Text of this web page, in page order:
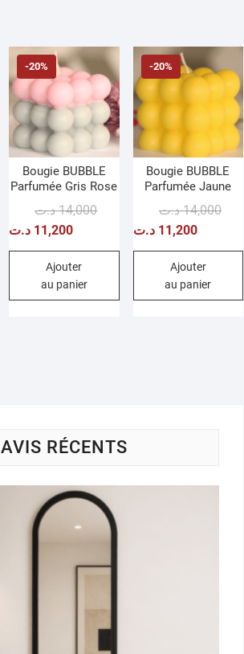
-20%
Bougie BUBBLE
Parfumée Gris Rose
14,000 د.ت
Le
initial
11,200 د.ت
Le
actuel
Ajouter
au panier
-20%
Bougie BUBBLE
Parfumée Jaune
14,000 د.ت
Le
11,200 د.ت
Le
Ajouter
au panier
AVIS RÉCENTS